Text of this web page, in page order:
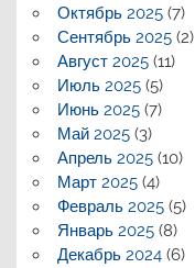
Октябрь 2025(7)
Сентябрь 2025(2)
Август 2025(11)
Июль 2025(5)
Июнь 2025(7)
Май 2025(3)
Апрель 2025(10)
Март 2025(4)
Февраль 2025(5)
Январь 2025(8)
Декабрь 2024(6)